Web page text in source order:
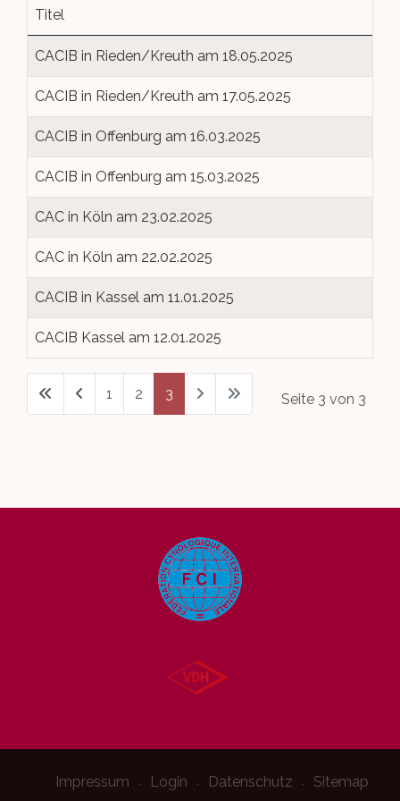
Beiträge
Titel
CACIB in Rieden/Kreuth am 18.05.2025
CACIB in Rieden/Kreuth am 17.05.2025
CACIB in Offenburg am 16.03.2025
CACIB in Offenburg am 15.03.2025
CAC in Köln am 23.02.2025
CAC in Köln am 22.02.2025
CACIB in Kassel am 11.01.2025
CACIB Kassel am 12.01.2025
Seite 3 von 3
1 2 3
Impressum Login Datenschutz Sitemap
Aufgabenbereiche
Mitglied werden
Zuchtwarte
Queen-/King of Genetics
Golden Kennel
Inter Boston
Golden Kennel
Rassestandard
Deckrüdenbörse
Termine Zuchtzulassung
Welpenvermittlung
Hundesport
Wurfabnahmen
Ehrungen
Clubsiegerschau 2019
Clubsiegerschau 2017
Clubsiegerschau 2016
World Dog Show 2017